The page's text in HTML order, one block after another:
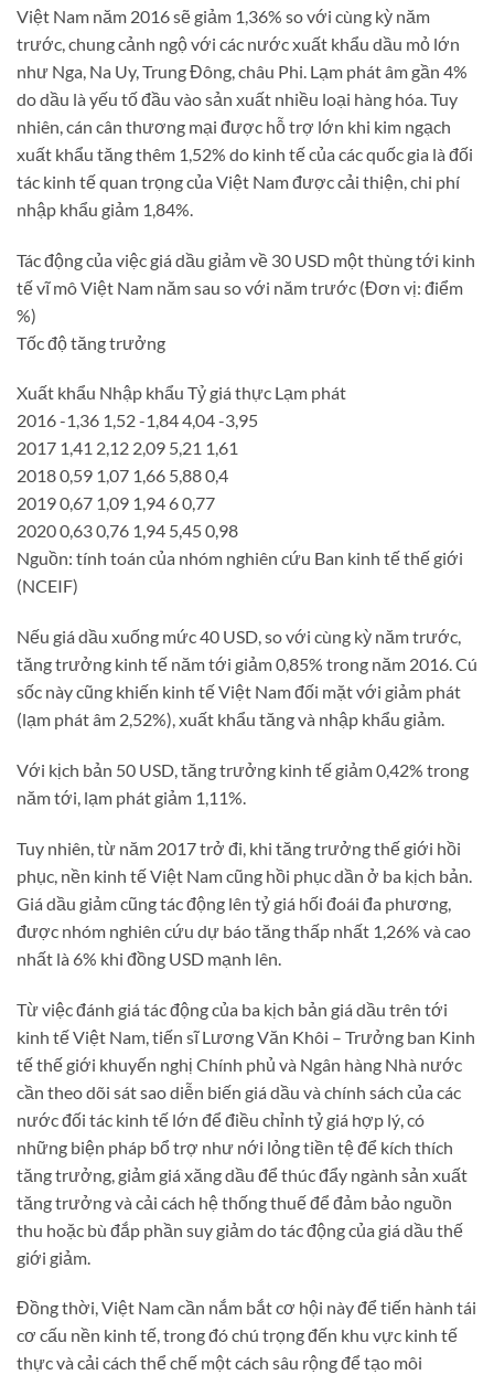
Việt Nam năm 2016 sẽ giảm 1,36% so với cùng kỳ năm
trước, chung cảnh ngộ với các nước xuất khẩu dầu mỏ lớn
như Nga, Na Uy, Trung Đông, châu Phi. Lạm phát âm gần 4%
do dầu là yếu tố đầu vào sản xuất nhiều loại hàng hóa. Tuy
nhiên, cán cân thương mại được hỗ trợ lớn khi kim ngạch
xuất khẩu tăng thêm 1,52% do kinh tế của các quốc gia là đối
tác kinh tế quan trọng của Việt Nam được cải thiện, chi phí
nhập khẩu giảm 1,84%.
Tác động của việc giá dầu giảm về 30 USD một thùng tới kinh
tế vĩ mô Việt Nam năm sau so với năm trước (Đơn vị: điểm
%)
Tốc độ tăng trưởng
Xuất khẩu Nhập khẩu Tỷ giá thực Lạm phát
2016 -1,36 1,52 -1,84 4,04 -3,95
2017 1,41 2,12 2,09 5,21 1,61
2018 0,59 1,07 1,66 5,88 0,4
2019 0,67 1,09 1,94 6 0,77
2020 0,63 0,76 1,94 5,45 0,98
Nguồn: tính toán của nhóm nghiên cứu Ban kinh tế thế giới
(NCEIF)
Nếu giá dầu xuống mức 40 USD, so với cùng kỳ năm trước,
tăng trưởng kinh tế năm tới giảm 0,85% trong năm 2016. Cú
sốc này cũng khiến kinh tế Việt Nam đối mặt với giảm phát
(lạm phát âm 2,52%), xuất khẩu tăng và nhập khẩu giảm.
Với kịch bản 50 USD, tăng trưởng kinh tế giảm 0,42% trong
năm tới, lạm phát giảm 1,11%.
Tuy nhiên, từ năm 2017 trở đi, khi tăng trưởng thế giới hồi
phục, nền kinh tế Việt Nam cũng hồi phục dần ở ba kịch bản.
Giá dầu giảm cũng tác động lên tỷ giá hối đoái đa phương,
được nhóm nghiên cứu dự báo tăng thấp nhất 1,26% và cao
nhất là 6% khi đồng USD mạnh lên.
Từ việc đánh giá tác động của ba kịch bản giá dầu trên tới
kinh tế Việt Nam, tiến sĩ Lương Văn Khôi – Trưởng ban Kinh
tế thế giới khuyến nghị Chính phủ và Ngân hàng Nhà nước
cần theo dõi sát sao diễn biến giá dầu và chính sách của các
nước đối tác kinh tế lớn để điều chỉnh tỷ giá hợp lý, có
những biện pháp bổ trợ như nới lỏng tiền tệ để kích thích
tăng trưởng, giảm giá xăng dầu để thúc đẩy ngành sản xuất
tăng trưởng và cải cách hệ thống thuế để đảm bảo nguồn
thu hoặc bù đắp phần suy giảm do tác động của giá dầu thế
giới giảm.
Đồng thời, Việt Nam cần nắm bắt cơ hội này để tiến hành tái
cơ cấu nền kinh tế, trong đó chú trọng đến khu vực kinh tế
thực và cải cách thể chế một cách sâu rộng để tạo môi